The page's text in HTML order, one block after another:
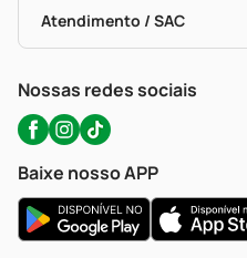
Políticas De Marketplace
Portal Da Privacidade
Atendimento / SAC
WhatsApp (47) 9202-1687
Nossas redes sociais
Baixe nosso APP